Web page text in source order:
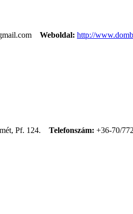
Weboldal: http://
Pf. 124. Telefonszám: +36-70/